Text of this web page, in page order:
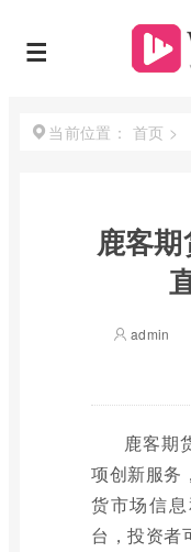
当前位置： 首页 >
鹿客
admin
鹿客期
项创新服务
货市场信
台，投资者